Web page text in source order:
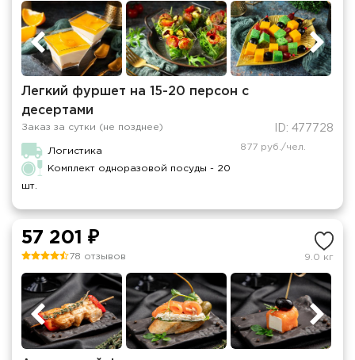
Легкий фуршет на 15-20 персон с
десертами
Заказ за сутки (не позднее) ID: 477728
Логистика
Комплект одноразовой посуды - 20
шт.
877 руб./чел.
57 201 ₽
78 отзывов 9.0 кг